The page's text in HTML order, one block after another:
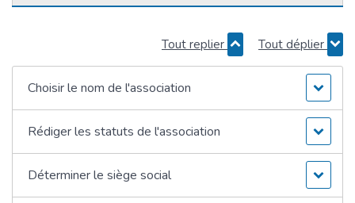
Tout replier Tout déplier
Choisir le nom de l'association
Rédiger les statuts de l'association
Déterminer le siège social